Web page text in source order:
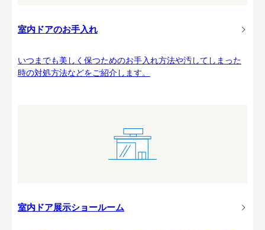
室内ドアのお手入れ
いつまでも美しく保つためのお手入れ方法や汚してしまった
時の対処方法などをご紹介します。
室内ドア展示ショールーム